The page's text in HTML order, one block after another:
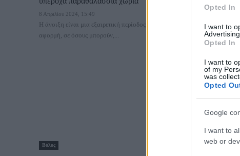
Opted In
I want to
Opted In
I want to
of my
was
Opted
Google
I want to
web or
8 Απριλίου 2024, 15:49
Η άνοιξη είναι μια εξαιρετική περίοδος που δίνει την κατάλληλη
αφορμή, σε όσους μπορούν,...
Βόλος